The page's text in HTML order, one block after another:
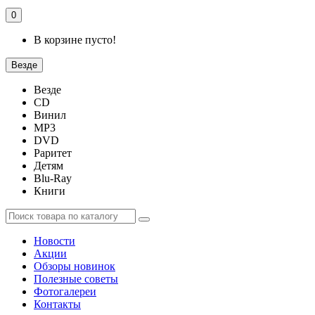
0
В корзине пусто!
Везде
Везде
CD
Винил
MP3
DVD
Раритет
Детям
Blu-Ray
Книги
Новости
Акции
Обзоры новинок
Полезные советы
Фотогалереи
Контакты